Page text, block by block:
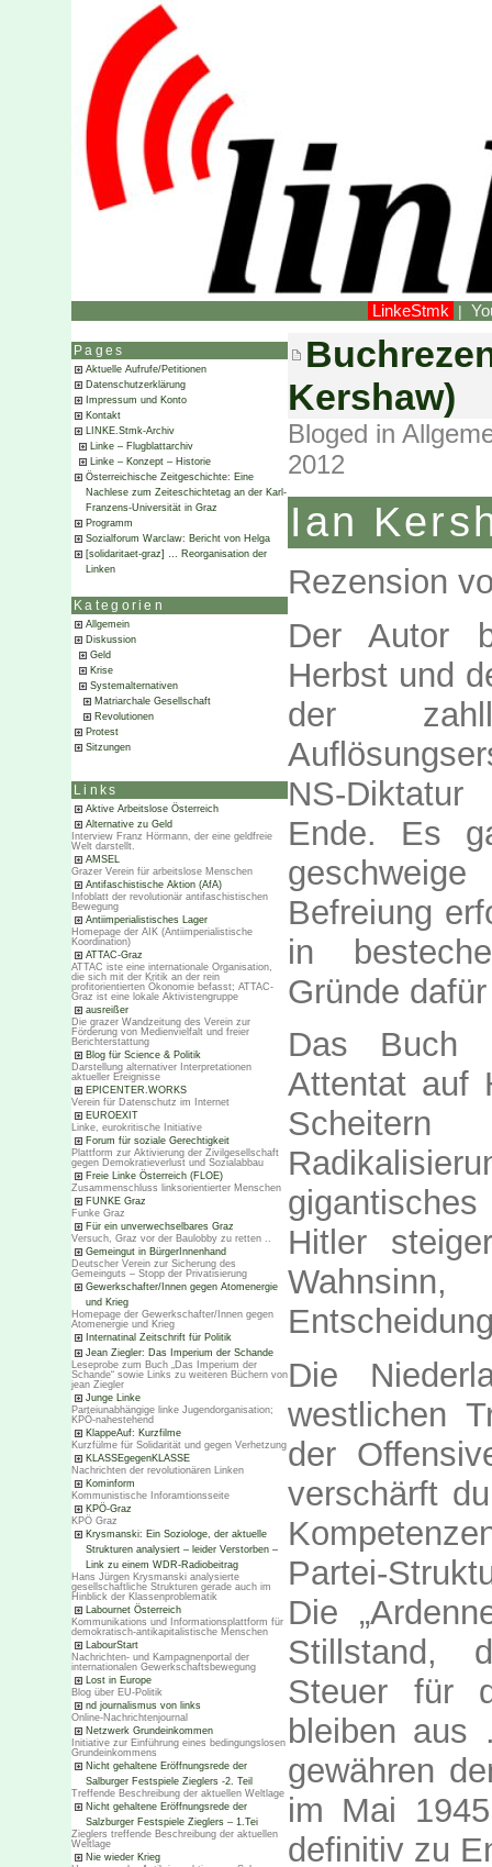
LinkeStmk |
Pages
Aktuelle Aufrufe/Petitionen
Datenschutzerklärung
Impressum und Konto
Kontakt
LINKE.Stmk-Archiv
Linke – Flugblattarchiv
Linke – Konzept – Historie
Österreichische Zeitgeschichte: Eine
Nachlese zum Zeiteschichtetag an der Karl-
Franzens-Universität in Graz
Programm
Sozialforum Warclaw: Bericht von Helga
[solidaritaet-graz] … Reorganisation der
Linken
Kategorien
Allgemein
Diskussion
Geld
Krise
Systemalternativen
Matriarchale Gesellschaft
Revolutionen
Protest
Sitzungen
Links
Aktive Arbeitslose Österreich
Alternative zu Geld
Interview Franz Hörmann, der eine geldfreie
Welt darstellt.
AMSEL
Grazer Verein für arbeitslose Menschen
Antifaschistische Aktion (AfA)
Infoblatt der revolutionär antifaschistischen
Bewegung
Antiimperialistisches Lager
Homepage der AIK (Antiimperialistische
Koordination)
ATTAC-Graz
ATTAC iste eine internationale Organisation,
die sich mit der Kritik an der rein
profitorientierten Ökonomie befasst; ATTAC-
Graz ist eine lokale Aktivistengruppe
ausreißer
Die grazer Wandzeitung des Verein zur
Förderung von Medienvielfalt und freier
Berichterstattung
Blog für Science & Politik
Darstellung alternativer Interpretationen
aktueller Ereignisse
EPICENTER.WORKS
Verein für Datenschutz im Internet
EUROEXIT
Linke, eurokritische Initiative
Forum für soziale Gerechtigkeit
Plattform zur Aktivierung der Zivilgesellschaft
gegen Demokratieverlust und Sozialabbau
Freie Linke Österreich (FLOE)
Zusammenschluss linksorientierter Menschen
FUNKE Graz
Funke Graz
Für ein unverwechselbares Graz
Versuch, Graz vor der Baulobby zu retten ..
Gemeingut in BürgerInnenhand
Deutscher Verein zur Sicherung des
Gemeinguts – Stopp der Privatisierung
Gewerkschafter/Innen gegen Atomenergie
und Krieg
Homepage der Gewerkschafter/Innen gegen
Atomenergie und Krieg
Internatinal Zeitschrift für Politik
Jean Ziegler: Das Imperium der Schande
Leseprobe zum Buch „Das Imperium der
Schande“ sowie Links zu weiteren Büchern von
jean Ziegler
Junge Linke
Parteiunabhängige linke Jugendorganisation;
KPÖ-nahestehend
KlappeAuf: Kurzfilme
Kurzfülme für Solidarität und gegen Verhetzung
KLASSEgegenKLASSE
Nachrichten der revolutionären Linken
Kominform
Kommunistische Inforamtionsseite
KPÖ-Graz
KPÖ Graz
Krysmanski: Ein Soziologe, der aktuelle
Strukturen analysiert – leider Verstorben –
Link zu einem WDR-Radiobeitrag
Hans Jürgen Krysmanski analysierte
gesellschaftliche Strukturen gerade auch im
Hinblick der Klassenproblematik
Labournet Österreich
Kommunikations und Informationsplattform für
demokratisch-antikapitalistische Menschen
LabourStart
Nachrichten- und Kampagnenportal der
internationalen Gewerkschaftsbewegung
Lost in Europe
Blog über EU-Politik
nd journalismus von links
Online-Nachrichtenjournal
Netzwerk Grundeinkommen
Initiative zur Einführung eines bedingungslosen
Grundeinkommens
Nicht gehaltene Eröffnungsrede der
Salburger Festspiele Zieglers -2. Teil
Treffende Beschreibung der aktuellen Weltlage
Nicht gehaltene Eröffnungsrede der
Salzburger Festspiele Zieglers – 1.Tei
Zieglers treffende Beschreibung der aktuellen
Weltlage
Nie wieder Krieg
Kershaw)
Bloged in
2012
Ian
Rezension
Der Autor
Herbst und
der
NS-
Ende. Es
Befreiung
in
Gründe
Das Buch
Attentat auf
Hitler
Die
westlichen
der
verschärft
Partei-
Die
Stillstand,
Steuer für
bleiben aus
gewähren
im Mai
definitiv zu